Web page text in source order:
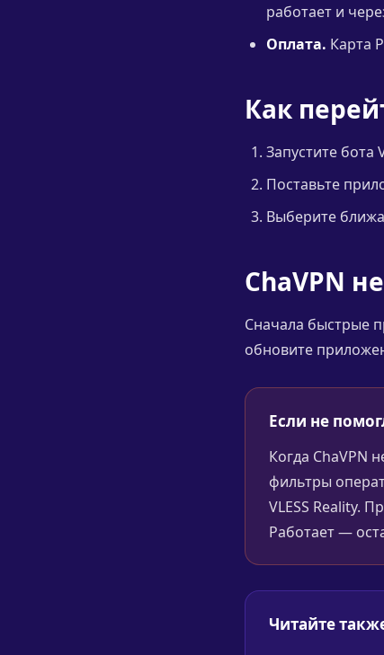
работает и
Оплата. Карта
Как
Запустите бота
Поставьте
Выберите
ChaVPN
Сначала быстрые
обновите
Если не
Когда ChaVPN
фильтры
VLESS Reality.
Работает —
Читайте